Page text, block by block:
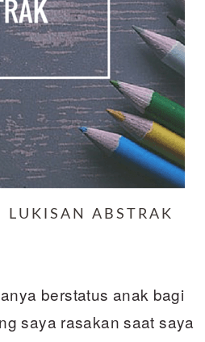
ABSTRAK
berstatus anak bagi
saya rasakan saat saya